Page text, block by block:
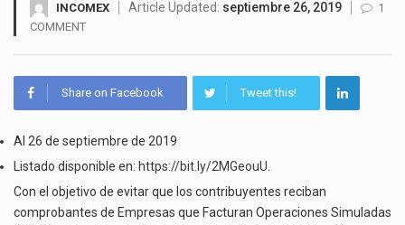
Ante la suspensión temporal de las inspecciones sanitarias del Departamento de Agricultura de Estados Unidos…
El Departamento de Agricultura de Estados Unidos (USDA) suspendió el 5 de agosto de 2026…
INCOMEX Article Updated: septiembre 26, 2019
1
COMMENT
Share on Facebook Tweet this!
Al 26 de septiembre de 2019
Listado disponible en: https://bit.ly/2MGeouU
Con el objetivo de evitar que los contribuyentes reciban
comprobantes de Empresas que Facturan Operaciones Simuladas